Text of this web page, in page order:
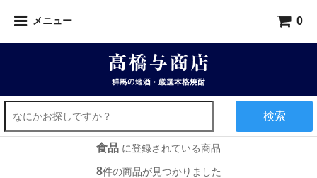
メニュー 0
検索
食品 に登録されている商品
8件の商品が見つかりました